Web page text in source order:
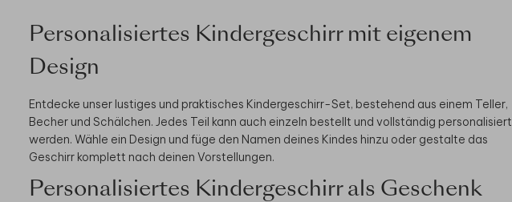
Personalisiertes Kindergeschirr mit eigenem
Design
Entdecke unser lustiges und praktisches Kindergeschirr-Set, bestehend aus einem Teller,
Becher und Schälchen. Jedes Teil kann auch einzeln bestellt und vollständig personalisiert
werden. Wähle ein Design und füge den Namen deines Kindes hinzu oder gestalte das
Geschirr komplett nach deinen Vorstellungen.
Personalisiertes Kindergeschirr als Geschenk